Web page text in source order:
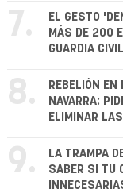
7.
EL GESTO
MÁS DE 200
GUARDIA
8.
REBELIÓN
NAVARRA:
ELIMINAR
9.
LA TRAMPA
SABER SI TU